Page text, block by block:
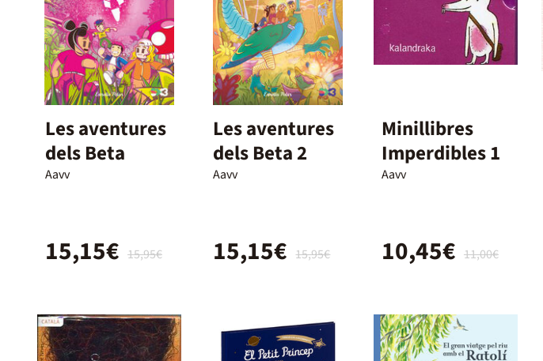
Les aventures
dels Beta
Aavv
15,95€
15,15€
Les aventures
dels Beta 2
Aavv
15,95€
15,15€
Minillibres
Imperdibles 1
Aavv
11,00€
10,45€